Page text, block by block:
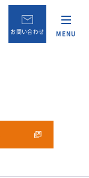
お問い合わせ MENU